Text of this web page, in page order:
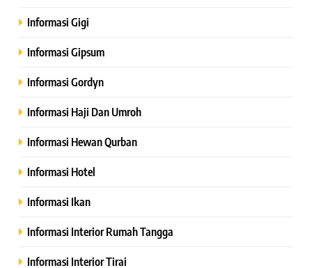
Informasi Gigi
Informasi Gipsum
Informasi Gordyn
Informasi Haji Dan Umroh
Informasi Hewan Qurban
Informasi Hotel
Informasi Ikan
Informasi Interior Rumah Tangga
Informasi Interior Tirai